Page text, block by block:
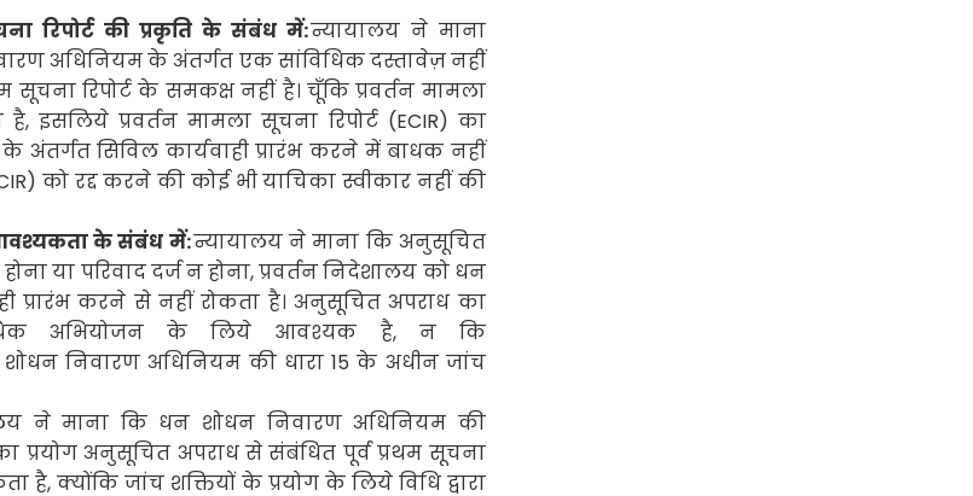
रिपोर्ट की प्रकृति के संबंध में:न्यायालय ने माना
अधिनियम के अंतर्गत एक सांविधिकदस्तावेज़ नहीं
सूचना रिपोर्ट के समकक्ष नहीं है। चूँकि प्रवर्तन मामला
है, इसलिये प्रवर्तन मामला सूचना रिपोर्ट (ECIR) का
सिविल कार्यवाही प्रारंभ करने में बाधक नहीं
को रद्द करने की कोई भी याचिका स्वीकार नहीं की
आवश्यकता के संबंध में:न्यायालय ने माना कि अनुसूचित
या परिवाद दर्ज न होना,प्रवर्तन निदेशालय को धन
प्रारंभ करने से नहीं रोकता है। अनुसूचित अपराध का
अभियोजन के लिये आवश्यक है, न कि
निवारण अधिनियम की धारा15के अधीन जांच
ने माना कि धन शोधन निवारण अधिनियम की
प्रयोग अनुसूचित अपराध से संबंधित पूर्व प्रथम सूचना
है, क्योंकि जांच शक्तियों के प्रयोग के लिये विधि द्वारा